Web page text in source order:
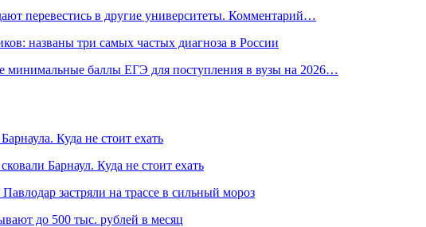
перевестись в другие университеты. Комментарий…
названы три самых частых диагноза в России
баллы ЕГЭ для поступления в вузы на 2026…
Куда не стоит ехать
Барнаул. Куда не стоит ехать
застряли на трассе в сильный мороз
до 500 тыс. рублей в месяц